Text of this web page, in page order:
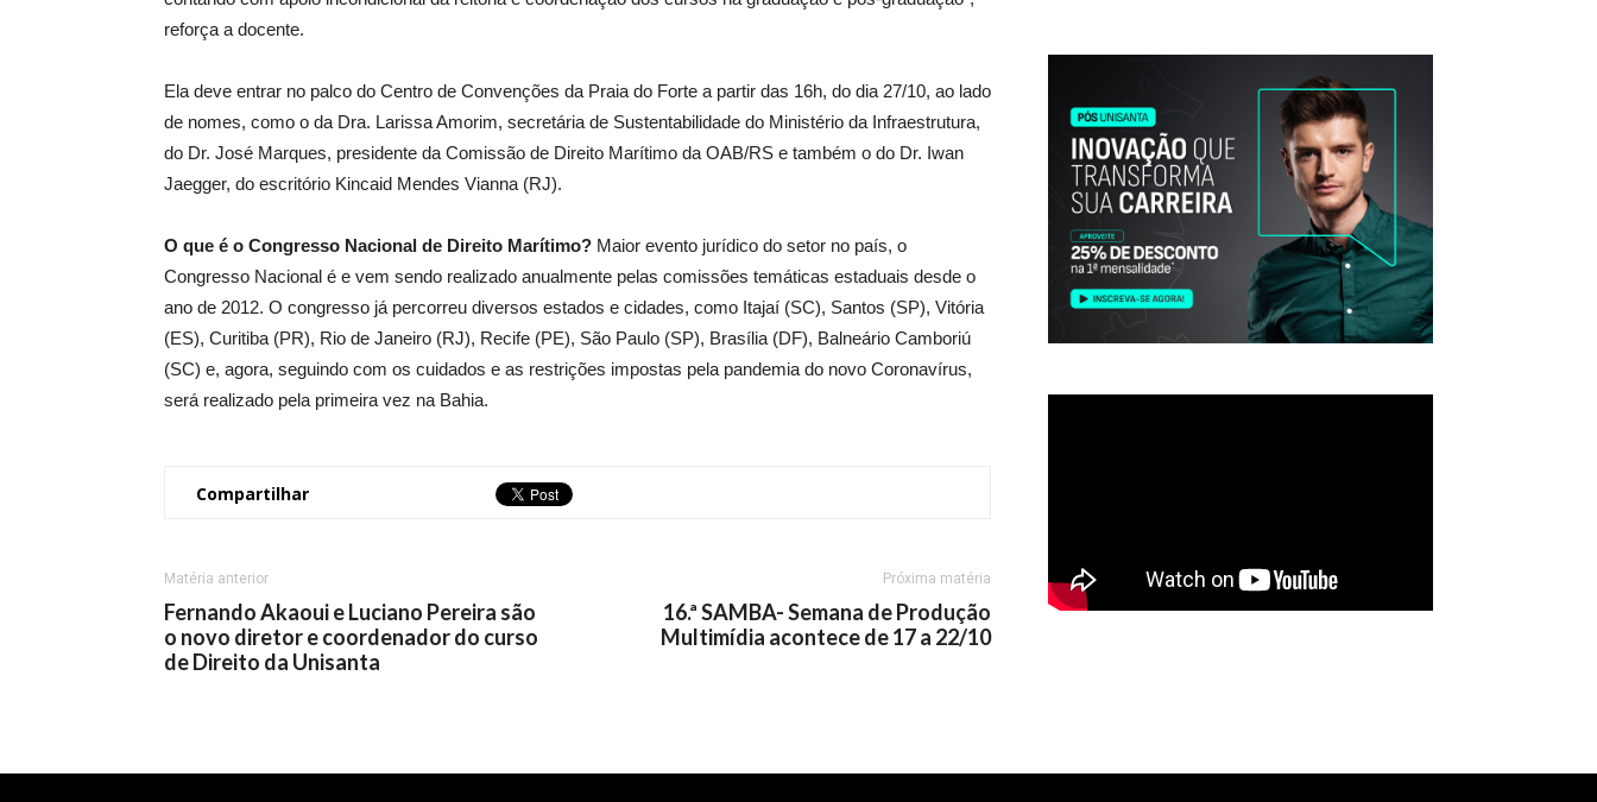
reforça a docente.
Ela deve entrar no palco do Centro de Convenções da Praia do Forte a partir das 16h, do dia 27/10, ao lado
de nomes, como o da Dra. Larissa Amorim, secretária de Sustentabilidade do Ministério da Infraestrutura,
do Dr. José Marques, presidente da Comissão de Direito Marítimo da OAB/RS e também o do Dr. Iwan
Jaegger, do escritório Kincaid Mendes Vianna (RJ).
O que é o Congresso Nacional de Direito Marítimo? Maior evento jurídico do setor no país, o
Congresso Nacional é e vem sendo realizado anualmente pelas comissões temáticas estaduais desde o
ano de 2012. O congresso já percorreu diversos estados e cidades, como Itajaí (SC), Santos (SP), Vitória
(ES), Curitiba (PR), Rio de Janeiro (RJ), Recife (PE), São Paulo (SP), Brasília (DF), Balneário Camboriú
(SC) e, agora, seguindo com os cuidados e as restrições impostas pela pandemia do novo Coronavírus,
será realizado pela primeira vez na Bahia.
Compartilhar
Matéria anterior
Fernando Akaoui e Luciano Pereira são
o novo diretor e coordenador do curso
de Direito da Unisanta
Próxima matéria
16.ª SAMBA- Semana de Produção
Multimídia acontece de 17 a 22/10